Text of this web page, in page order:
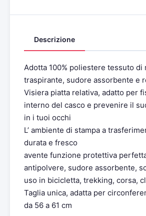
Descrizione
Adotta 100% poliestere tessuto di
traspirante, sudore assorbente e
Visiera piatta relativa, adatto per
interno del casco e prevenire il
in i tuoi occhi
L’ ambiente di stampa a
durata e fresco
avente funzione protettiva
antipolvere, sudore assorbente,
uso in bicicletta, trekking, corsa,
Taglia unica, adatta per
da 56 a 61 cm